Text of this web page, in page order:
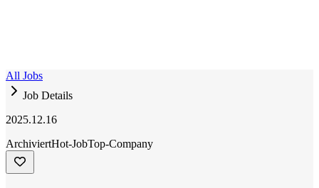
All Jobs
Job Details
2025.12.16
ArchiviertHot-JobTop-Company